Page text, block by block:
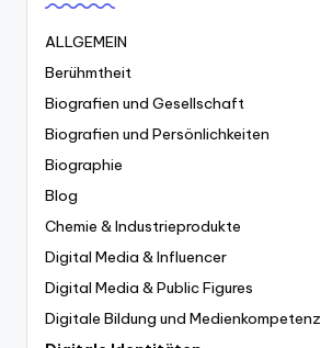
ALLGEMEIN
Berühmtheit
Biografien und Gesellschaft
Biografien und Persönlichkeiten
Biographie
Blog
Chemie & Industrieprodukte
Digital Media & Influencer
Digital Media & Public Figures
Digitale Bildung und Medienkompetenz